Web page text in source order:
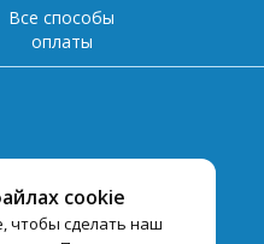
cookie
чтобы сделать наш
Все способы
оплаты